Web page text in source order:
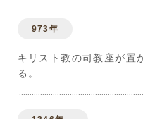
973年
キリスト教の司教座が置
る。